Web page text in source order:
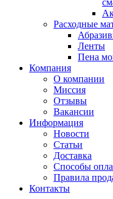
Расходные
Ленты
Пена
Компания
О компании
Миссия
Отзывы
Вакансии
Информация
Новости
Статьи
Доставка
Способы
Правила
Контакты